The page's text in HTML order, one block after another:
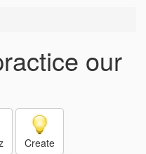
our
Create